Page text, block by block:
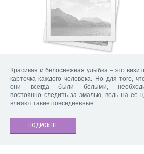
Красивая и белоснежная улыбка – это
карточка каждого человека. Но для того,
они всегда были белыми,
постоянно следить за эмалью, ведь на ее
влияют такие повседневные
ПОДРОБНЕЕ